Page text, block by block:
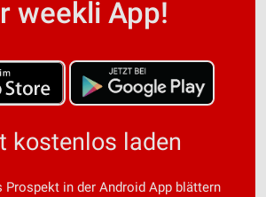
weekli App!
kostenlos laden
Prospekt in der Android App blättern